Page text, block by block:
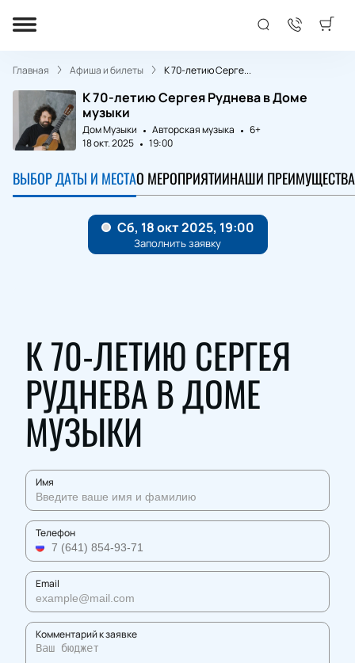
Главная Афиша и билеты К 70-летию Серге...
К 70-летию Сергея Руднева в Доме
музыки
Дом Музыки Авторская музыка
6+
18 окт. 2025
19:00
ВЫБОР ДАТЫ И МЕСТАО МЕРОПРИЯТИИНАШИ ПРЕИМУЩЕСТВА
К 70-ЛЕТИЮ СЕРГЕЯ
РУДНЕВА В ДОМЕ
МУЗЫКИ
Имя
Телефон
Email
Комментарий к заявке